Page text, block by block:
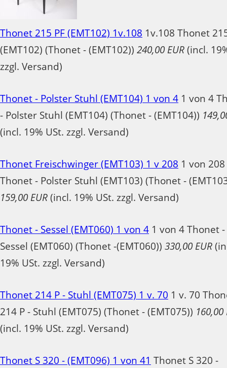
Thonet 215 PF (EMT102) 1v.108 1v.108 Thonet
(EMT102) (Thonet - (EMT102)) 240,00 EUR (incl.
zzgl. Versand)
Thonet - Polster Stuhl (EMT104) 1 von 4 1 von 4
- Polster Stuhl (EMT104) (Thonet - (EMT104))
(incl. 19% USt. zzgl. Versand)
Thonet Freischwinger (EMT103) 1 v 208 1 von 208
Thonet - Polster Stuhl (EMT103) (Thonet -
159,00 EUR (incl. 19% USt. zzgl. Versand)
Thonet - Sessel (EMT060) 1 von 4 1 von 4 Thonet -
Sessel (EMT060) (Thonet -(EMT060)) 330,00 EUR
19% USt. zzgl. Versand)
Thonet 214 P - Stuhl (EMT075) 1 v. 70 1 v. 70
214 P - Stuhl (EMT075) (Thonet - (EMT075)) 160,00
(incl. 19% USt. zzgl. Versand)
Thonet S 320 - (EMT096) 1 von 41 Thonet S 320 -